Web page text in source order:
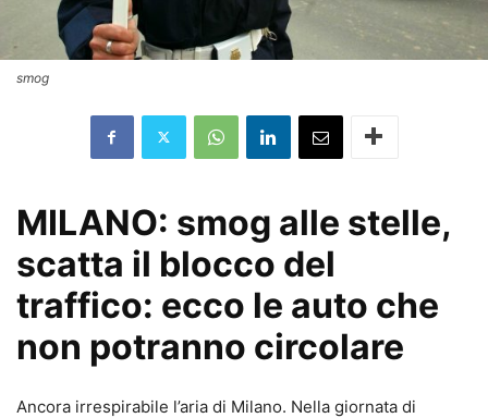
smog
MILANO: smog alle stelle,
scatta il blocco del
traffico: ecco le auto che
non potranno circolare
Ancora irrespirabile l’aria di Milano. Nella giornata di